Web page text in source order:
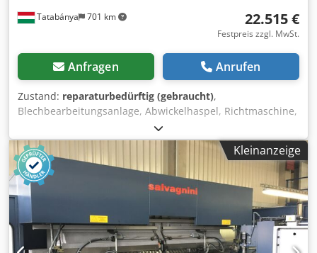
Tatabánya 701 km 22.515 €
Festpreis zzgl. MwSt.
Anfragen Anrufen
Zustand: reparaturbedürftig (gebraucht),
Blechbearbeitungsanlage, Abwickelhaspel, Richtmaschine,
Tafelschere, Reinhardt Maschinenbau GmbH Ras 228.60
Gebrauchte Maschine Dcsdpfxovkbrqo Aatjk Hersteller:
Reinhardt Maschinenbau GmbH Modell: Ras 28.60
Maximale Blechbreite: 1500 mm Maximale Blechdicke: 1,5
mm Gesamtgewicht: 9350 kg Merkmale: Abwickelhaspel
Messeinheit Blechrichtmaschine Guillotine-Schere
Elektrische Daten: Spannung: 400 V Leistung: 12 kW
Frequenz: 50 Hz Stromstärke: 35 A Hinweis: Die Anzeige
auf dem Bedienfeld ist nicht funktionsfähig.
Kleinanzeige